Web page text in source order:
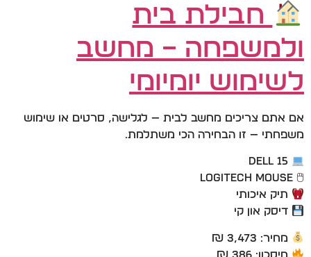
חבילת בית
ולמשפחה – מחשב
לשימוש יומיומי
אם אתם צריכים מחשב לבית — לגלישה, סרטים או שימוש
משפחתי — זו הבחירה הכי משתלמת.
Dell 15
🖱 Logitech Mouse
תיק איכותי
דיסק און קי
מחיר: 3,473 ₪
חיסכון: 386 ₪